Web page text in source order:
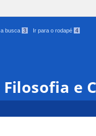
busca 3 Ir para o rodapé 4
e